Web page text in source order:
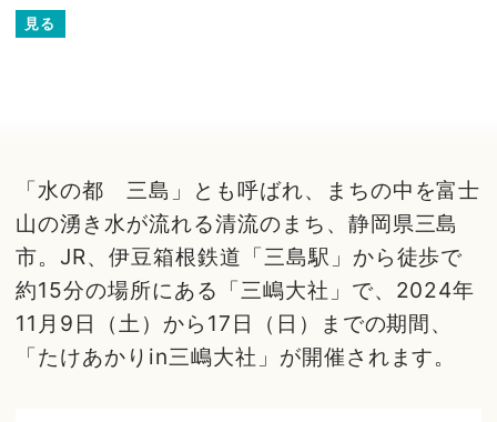
見る
「水の都 三島」とも呼ばれ、まちの中を富士
山の湧き水が流れる清流のまち、静岡県三島
市。JR、伊豆箱根鉄道「三島駅」から徒歩で
約15分の場所にある「三嶋大社」で、2024年
11月9日（土）から17日（日）までの期間、
「たけあかりin三嶋大社」が開催されます。